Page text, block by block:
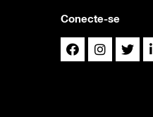
Conecte-se